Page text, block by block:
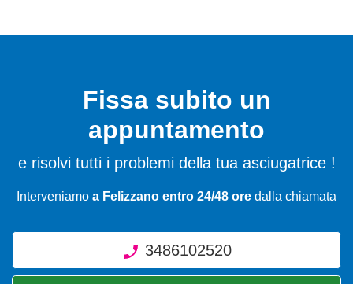
Fissa subito un
appuntamento
e risolvi tutti i problemi della tua asciugatrice !
Interveniamo a Felizzano entro 24/48 ore dalla chiamata
3486102520